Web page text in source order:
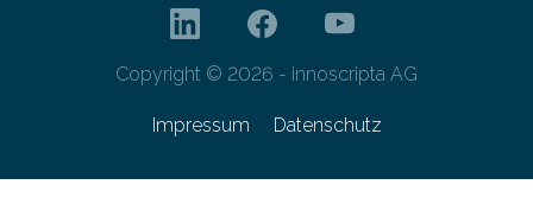
Copyright © 2026 - innoscripta AG
Impressum Datenschutz